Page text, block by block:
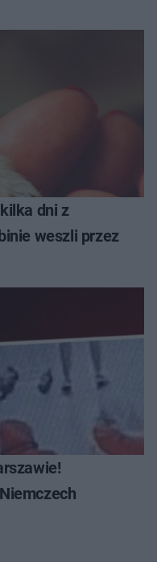
dni z
weszli przez